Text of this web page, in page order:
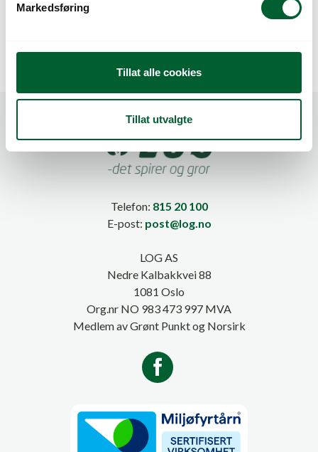
Markedsføring
Tillat alle cookies
Tillat utvalgte
Telefon: 815 20 100
E-post: post@log.no
LOG AS
Nedre Kalbakkvei 88
1081 Oslo
Org.nr NO 983 473 997 MVA
Medlem av Grønt Punkt og Norsirk